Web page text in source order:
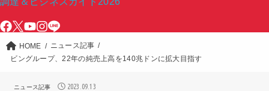
HOME
ニュース記事
ビングループ、22年の純売上高を140兆ドンに拡大目指す
ニュース記事 2023.09.13